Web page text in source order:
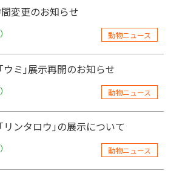
変更のお知らせ
動物ニュース
ウミ｣展示再開のお知らせ
動物ニュース
ンタロウ｣の展示について
動物ニュース